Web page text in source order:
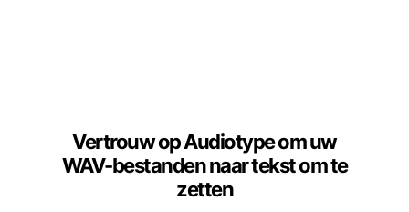
Vertrouw op Audiotype om uw
WAV-bestanden naar tekst om te
zetten